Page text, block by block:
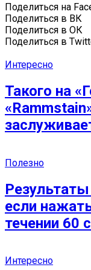
Поделиться на
Поделиться в ВК
Поделиться в ОК
Поделиться в
Интересно
Такого на
Полезно
если
течении 60
Интересно